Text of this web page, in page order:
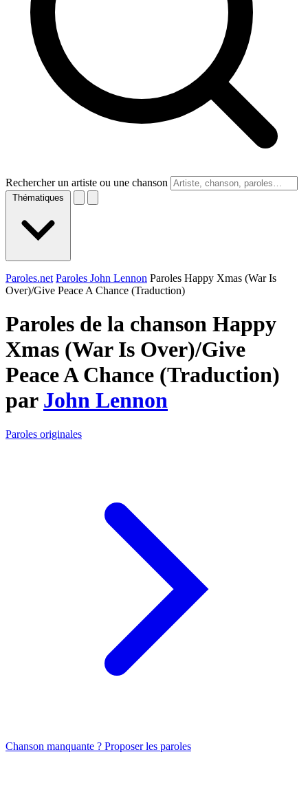
Rechercher un artiste ou une chanson
Thématiques
Paroles.net Paroles John Lennon Paroles Happy Xmas (War Is
Over)/Give Peace A Chance (Traduction)
Paroles de la chanson Happy
Xmas (War Is Over)/Give
Peace A Chance (Traduction)
par John Lennon
Paroles originales
Chanson manquante ? Proposer les paroles